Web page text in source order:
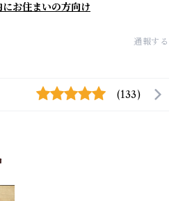
にお住まいの方向け
通報する
(133)